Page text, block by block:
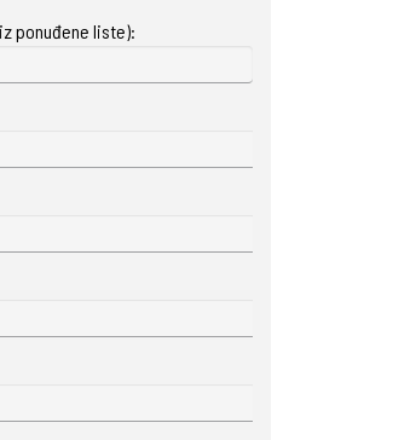
ponuđene liste):